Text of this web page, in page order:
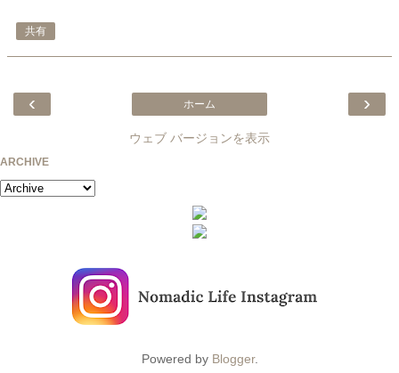
共有
‹ ›
ホーム
ウェブ バージョンを表示
ARCHIVE
Powered by Blogger.